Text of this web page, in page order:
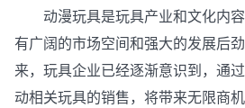
动漫玩具是玩具产业和文化内容
有广阔的市场空间和强大的发展后
来，玩具企业已经逐渐意识到，通
动相关玩具的销售，将带来无限商